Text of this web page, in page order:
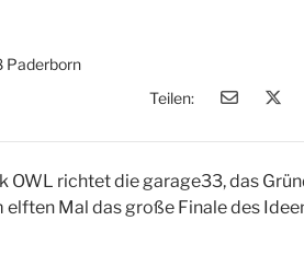
Paderborn
Teilen:
OWL richtet die garage33, das
Mal das große Finale des